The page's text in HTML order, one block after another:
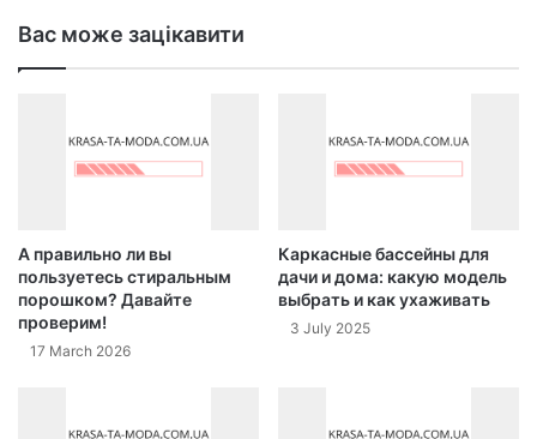
Вас може зацікавити
А правильно ли вы
пользуетесь стиральным
порошком? Давайте
проверим!
17 March 2026
Каркасные бассейны для
дачи и дома: какую модель
выбрать и как ухаживать
3 July 2025